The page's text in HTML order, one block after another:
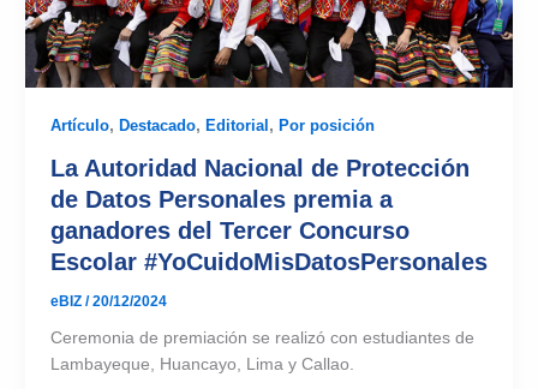
Artículo, Destacado, Editorial, Por posición
La Autoridad Nacional de Protección
de Datos Personales premia a
ganadores del Tercer Concurso
Escolar #YoCuidoMisDatosPersonales
eBIZ /20/12/2024
Ceremonia de premiación se realizó con estudiantes de
Lambayeque, Huancayo, Lima y Callao.